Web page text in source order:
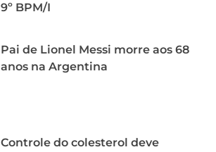
9º BPM/I
Pai de Lionel Messi morre aos 68
anos na Argentina
Controle do colesterol deve